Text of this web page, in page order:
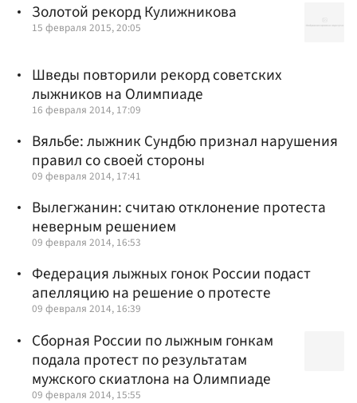
Золотой рекорд Кулижникова
15 февраля 2015, 20:05
Шведы повторили рекорд советских
лыжников на Олимпиаде
16 февраля 2014, 17:09
Вяльбе: лыжник Сундбю признал нарушения
правил со своей стороны
09 февраля 2014, 17:41
Вылегжанин: считаю отклонение протеста
неверным решением
09 февраля 2014, 16:53
Федерация лыжных гонок России подаст
апелляцию на решение о протесте
09 февраля 2014, 16:39
Сборная России по лыжным гонкам
подала протест по результатам
мужского скиатлона на Олимпиаде
09 февраля 2014, 15:55